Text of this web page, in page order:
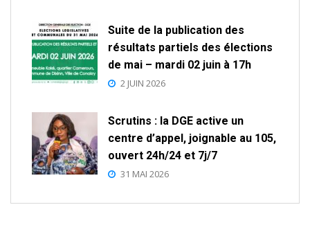
Suite de la publication des
résultats partiels des élections
de mai – mardi 02 juin à 17h
2 JUIN 2026
Scrutins : la DGE active un
centre d’appel, joignable au 105,
ouvert 24h/24 et 7j/7
31 MAI 2026